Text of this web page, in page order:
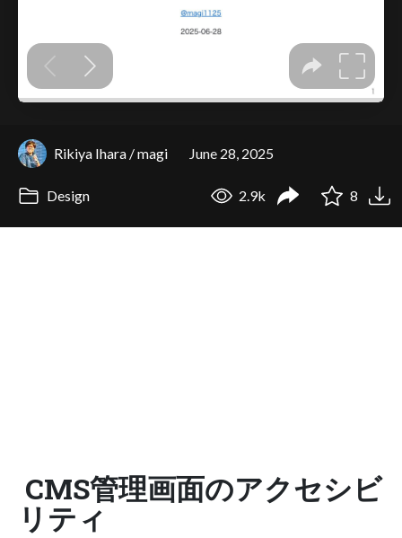
Rikiya Ihara / magi June 28, 2025
Design 2.9k 8
CMS管理画面のアクセシビ
リティ